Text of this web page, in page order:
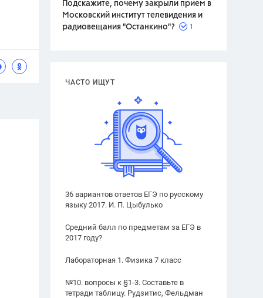
Подскажите, почему закрыли прием в
Московский институт телевидения и
радиовещания "Останкино"?
1
ЧАСТО ИЩУТ
36 вариантов ответов ЕГЭ по русскому
языку 2017. И. П. Цыбулько
Средний балл по предметам за ЕГЭ в
2017 году?
Лабораторная 1. Физика 7 класс
№10. вопросы к §1-3. Составьте в
тетради таблицу. Рудзитис, Фельдман